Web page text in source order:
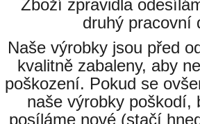
Zboží zpravidla
druhý pracovní
Naše výrobky jsou před
kvalitně zabaleny, aby
poškození. Pokud se
naše výrobky poškodí,
posíláme nové (stačí